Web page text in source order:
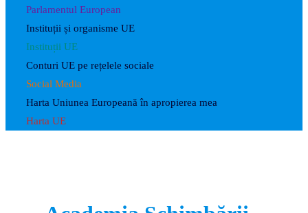
Parlamentul European
Instituții și organisme UE
Instituții UE
Conturi UE pe rețelele sociale
Social Media
Harta Uniunea Europeană în apropierea mea
Harta UE